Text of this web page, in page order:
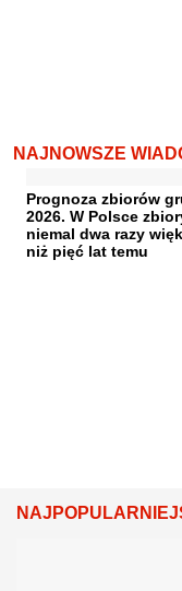
NAJNOWSZE
Prognoza zbiorów
2026. W Polsce
niemal dwa razy
niż pięć lat temu